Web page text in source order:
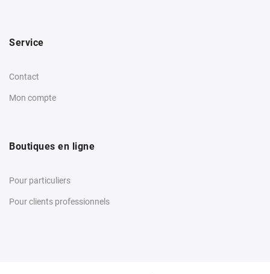
Service
Contact
Mon compte
Boutiques en ligne
Pour particuliers
Pour clients professionnels